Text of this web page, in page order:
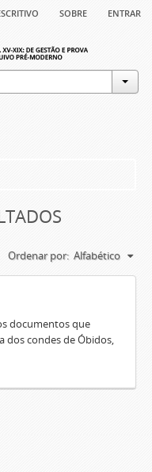
sobre entrar
Ordenar por: Alfabético
documentos que
dos condes de Óbidos,